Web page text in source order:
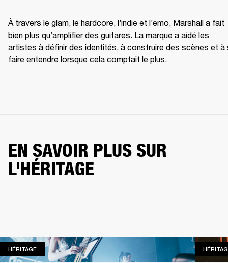
À travers le glam, le hardcore, l’indie et l’emo, Marshall a fait
bien plus qu’amplifier des guitares. La marque a aidé les
artistes à définir des identités, à construire des scènes et à
faire entendre lorsque cela comptait le plus.
EN SAVOIR PLUS SUR
L'HÉRITAGE
HÉRITAGEHÉRITAGE